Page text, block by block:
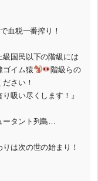
血税一番搾り！
国民以下の階級には
ゴイム猿
階級らの
さい！
吸い尽くします！』
ータント列島…
は次の世の始まり！